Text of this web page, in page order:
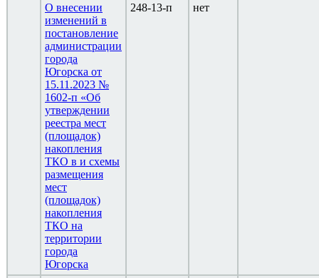
О внесении
изменений в
постановление
администрации
города
Югорска от
15.11.2023 №
1602-п «Об
утверждении
реестра мест
(площадок)
накопления
ТКО в и схемы
размещения
мест
(площадок)
накопления
ТКО на
территории
города
Югорска
248-13-п нет